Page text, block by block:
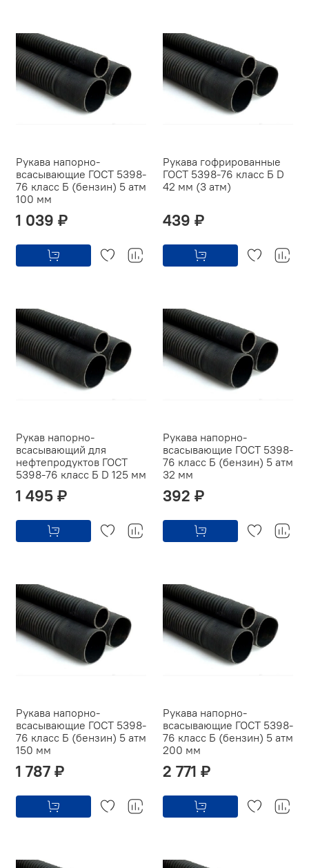
Рукава напорно-
всасывающие ГОСТ 5398-
76 класс Б (бензин) 5 атм
100 мм
1 039 ₽
Рукава гофрированные
ГОСТ 5398-76 класс Б D
42 мм (3 атм)
439 ₽
Рукав напорно-
всасывающий для
нефтепродуктов ГОСТ
5398-76 класс Б D 125 мм
1 495 ₽
Рукава напорно-
всасывающие ГОСТ 5398-
76 класс Б (бензин) 5 атм
32 мм
392 ₽
Рукава напорно-
всасывающие ГОСТ 5398-
76 класс Б (бензин) 5 атм
150 мм
1 787 ₽
Рукава напорно-
всасывающие ГОСТ 5398-
76 класс Б (бензин) 5 атм
200 мм
2 771 ₽